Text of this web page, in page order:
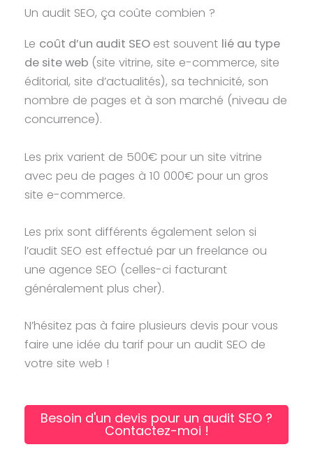
Un audit SEO, ça coûte combien ?
Le coût d’un audit SEO est souvent lié au type
de site web (site vitrine, site e-commerce, site
éditorial, site d’actualités), sa technicité, son
nombre de pages et à son marché (niveau de
concurrence).
Les prix varient de 500€ pour un site vitrine
avec peu de pages à 10 000€ pour un gros
site e-commerce.
Les prix sont différents également selon si
l’audit SEO est effectué par un freelance ou
une agence SEO (celles-ci facturant
généralement plus cher).
N’hésitez pas à faire plusieurs devis pour vous
faire une idée du tarif pour un audit SEO de
votre site web !
Besoin d'un devis pour un audit SEO ?
Contactez-moi !